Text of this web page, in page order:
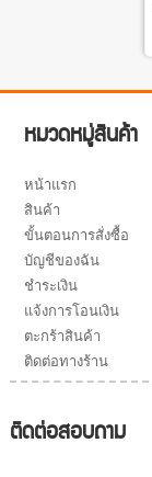
หมวดหมู่สินค้า
หน้าแรก
สินค้า
ขั้นตอนการสั่งซื้อ
บัญชีของฉัน
ชำระเงิน
แจ้งการโอนเงิน
ตะกร้าสินค้า
ติดต่อทางร้าน
ติดต่อสอบถาม